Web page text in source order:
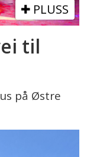
PLUSS
til
på Østre